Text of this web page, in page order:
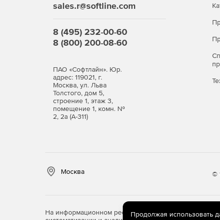
Гибкий механизм хранения данных
восстановления и контролировать объем
sales.r@softline.com
8 (495) 232-00-60
8 (800) 200-08-60
ПАО «Софтлайн». Юр.
адрес: 119021, г.
Москва, ул. Льва
Толстого, дом 5,
строение 1, этаж 3,
помещение 1, комн. №
2, 2а (А-311)
Москва ©
На информационном ресурсе store.softline.ru
Продолжая использовать